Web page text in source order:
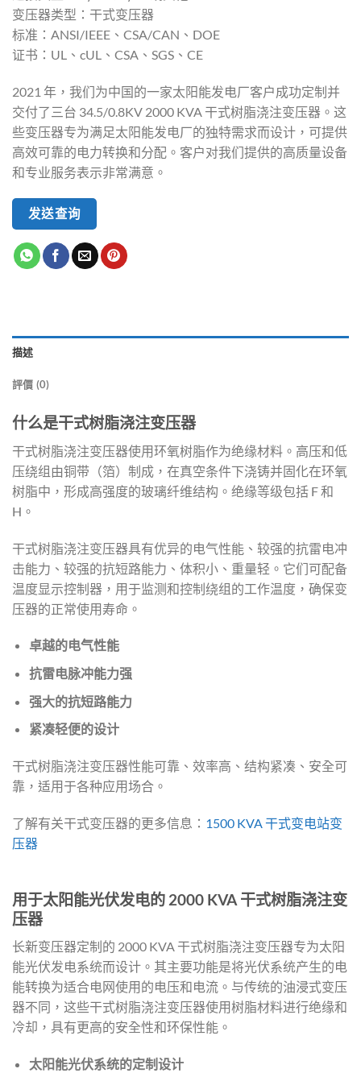
变压器类型：干式变压器
标准：ANSI/IEEE、CSA/CAN、DOE
证书：UL、cUL、CSA、SGS、CE
2021 年，我们为中国的一家太阳能发电厂客户成功定制并
交付了三台 34.5/0.8KV 2000 KVA 干式树脂浇注变压器。这
些变压器专为满足太阳能发电厂的独特需求而设计，可提供
高效可靠的电力转换和分配。客户对我们提供的高质量设备
和专业服务表示非常满意。
发送查询
描述
評價 (0)
什么是干式树脂浇注变压器
干式树脂浇注变压器使用环氧树脂作为绝缘材料。高压和低
压绕组由铜带（箔）制成，在真空条件下浇铸并固化在环氧
树脂中，形成高强度的玻璃纤维结构。绝缘等级包括 F 和
H。
干式树脂浇注变压器具有优异的电气性能、较强的抗雷电冲
击能力、较强的抗短路能力、体积小、重量轻。它们可配备
温度显示控制器，用于监测和控制绕组的工作温度，确保变
压器的正常使用寿命。
卓越的电气性能
抗雷电脉冲能力强
强大的抗短路能力
紧凑轻便的设计
干式树脂浇注变压器性能可靠、效率高、结构紧凑、安全可
靠，适用于各种应用场合。
了解有关干式变压器的更多信息： 1500 KVA 干式变电站变
压器
用于太阳能光伏发电的 2000 KVA 干式树脂浇注变
压器
长新变压器定制的 2000 KVA 干式树脂浇注变压器专为太阳
能光伏发电系统而设计。其主要功能是将光伏系统产生的电
能转换为适合电网使用的电压和电流。与传统的油浸式变压
器不同，这些干式树脂浇注变压器使用树脂材料进行绝缘和
冷却，具有更高的安全性和环保性能。
太阳能光伏系统的定制设计